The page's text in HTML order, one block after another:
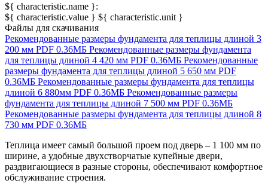
${ characteristic.name }:
${ characteristic.value } ${ characteristic.unit }
Файлы для скачивания
Рекомендованные размеры фундамента для теплицы длиной 3
200 мм PDF 0.36МБ Рекомендованные размеры фундамента
для теплицы длиной 4 420 мм PDF 0.36МБ Рекомендованные
размеры фундамента для теплицы длиной 5 650 мм PDF
0.36МБ Рекомендованные размеры фундамента для теплицы
длиной 6 880мм PDF 0.36МБ Рекомендованные размеры
фундамента для теплицы длиной 7 500 мм PDF 0.36МБ
Рекомендованные размеры фундамента для теплицы длиной 8
730 мм PDF 0.36МБ
Теплица имеет самый большой проем под дверь – 1 100 мм по
ширине, а удобные двухстворчатые купейные двери,
раздвигающиеся в разные стороны, обеспечивают комфортное
обслуживание строения.